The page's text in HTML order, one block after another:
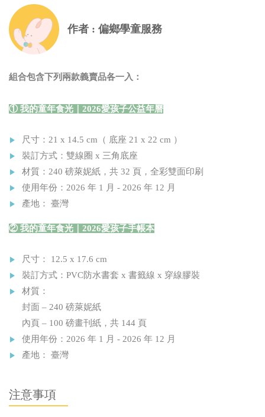
作者 : 偏鄉學童服務
組合包含下列兩款義賣品各一入：
① 我的童年食光｜2026愛孩子公益年曆
尺寸：21 x 14.5 cm（ 底座 21 x 22 cm ）
裝訂方式：雙線圈 x 三角底座
材質：240 磅萊妮紙，共 32 頁，全彩雙面印刷
使用年份：2026 年 1 月 - 2026 年 12 月
產地： 臺灣
② 我的童年食光｜2026愛孩子手帳本
尺寸： 12.5 x 17.6 cm
裝訂方式：PVC防水書套 x 書籤線 x 穿線膠裝
材質：
封面 – 240 磅萊妮紙
內頁 – 100 磅畫刊紙，共 144 頁
使用年份：2026 年 1 月 - 2026 年 12 月
產地： 臺灣
注意事項